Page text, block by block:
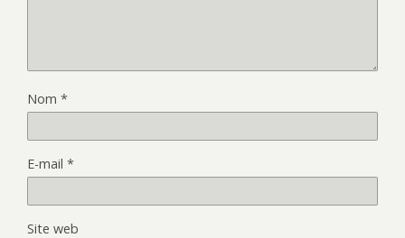
Nom *
E-mail *
Site web